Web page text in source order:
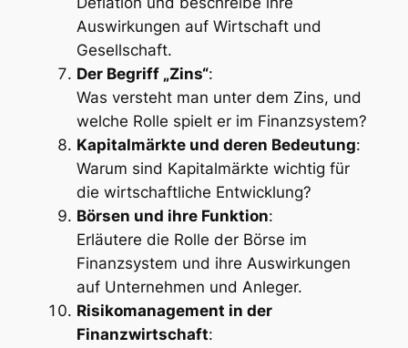
Auswirkungen auf Wirtschaft und
Gesellschaft.
Der Begriff „Zins“:
Was versteht man unter dem Zins, und
welche Rolle spielt er im Finanzsystem?
Kapitalmärkte und deren Bedeutung:
Warum sind Kapitalmärkte wichtig für
die wirtschaftliche Entwicklung?
Börsen und ihre Funktion:
Erläutere die Rolle der Börse im
Finanzsystem und ihre Auswirkungen
auf Unternehmen und Anleger.
Risikomanagement in der
Finanzwirtschaft: